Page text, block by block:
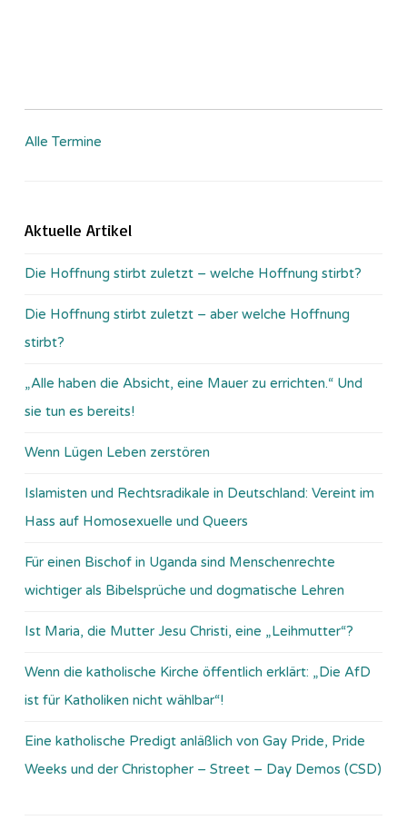
Alle Termine
Aktuelle Artikel
Die Hoffnung stirbt zuletzt – welche Hoffnung stirbt?
Die Hoffnung stirbt zuletzt – aber welche Hoffnung
stirbt?
„Alle haben die Absicht, eine Mauer zu errichten.“ Und
sie tun es bereits!
Wenn Lügen Leben zerstören
Islamisten und Rechtsradikale in Deutschland: Vereint im
Hass auf Homosexuelle und Queers
Für einen Bischof in Uganda sind Menschenrechte
wichtiger als Bibelsprüche und dogmatische Lehren
Ist Maria, die Mutter Jesu Christi, eine „Leihmutter“?
Wenn die katholische Kirche öffentlich erklärt: „Die AfD
ist für Katholiken nicht wählbar“!
Eine katholische Predigt anläßlich von Gay Pride, Pride
Weeks und der Christopher – Street – Day Demos (CSD)